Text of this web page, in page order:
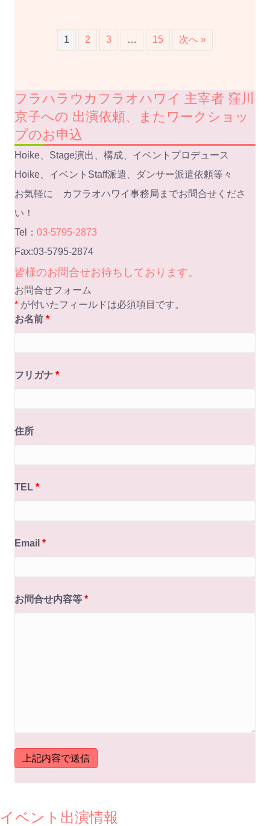
1 2 3 … 15 次へ »
フラハラウカフラオハワイ 主宰者 窪川
京子への 出演依頼、またワークショッ
プのお申込
Hoike、Stage演出、構成、イベントプロデュース
Hoike、イベントStaff派遣、ダンサー派遣依頼等々
お気軽に カフラオハワイ事務局までお問合せくださ
い！
Tel： 03-5795-2873
Fax:03-5795-2874
皆様のお問合せお待ちしております。
お問合せフォーム
* が付いたフィールドは必須項目です。
お名前 *
フリガナ *
住所
TEL *
Email *
お問合せ内容等 *
イベント出演情報